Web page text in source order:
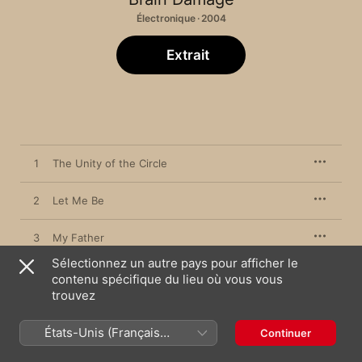
Électronique · 2004
Extrait
1 The Unity of the Circle
2 Let Me Be
3 My Father
4 One Dollar
6 Circle Dub
Sélectionnez un autre pays pour afficher le
contenu spécifique du lieu où vous vous
trouvez
États-Unis (Français
France)
Continuer